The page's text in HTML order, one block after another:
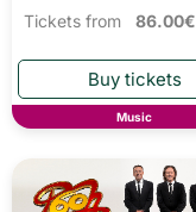
Tickets from 86.00€
Music